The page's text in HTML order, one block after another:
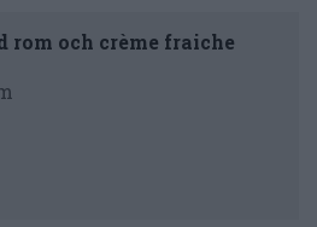
rom och crème fraiche